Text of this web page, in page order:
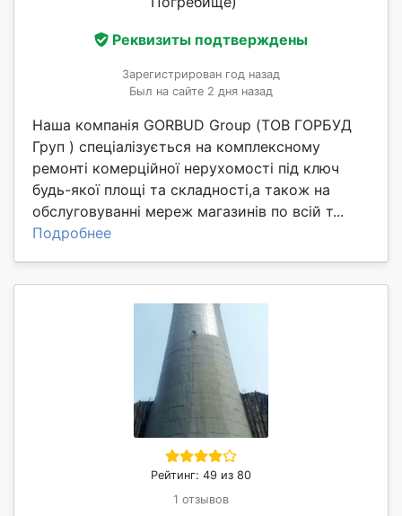
Реквизиты подтверждены
Зарегистрирован год назад
Был на сайте 2 дня назад
Наша компанія GORBUD Group (ТОВ ГОРБУД
Груп ) спеціалізується на комплексному
ремонті комерційної нерухомості під ключ
будь-якої площі та складності,а також на
обслуговуванні мереж магазинів по всій т...
Подробнее
Рейтинг: 49 из 80
1 отзывов